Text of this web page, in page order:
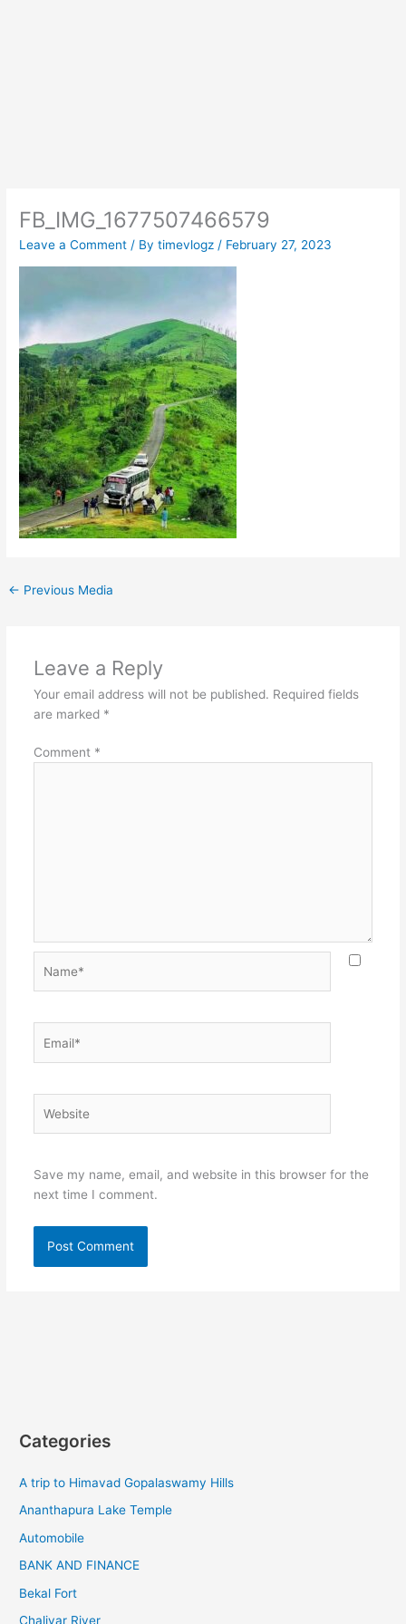
FB_IMG_1677507466579
Leave a Comment / Bytimevlogz/ February 27, 2023
← Previous Media
Leave a Reply
Your email address will not be published. Required fields
are marked *
Comment *
Save my name, email, and website in this browser for the
next time I comment.
Categories
A trip to Himavad Gopalaswamy Hills
Ananthapura Lake Temple
Automobile
BANK AND FINANCE
Bekal Fort
Chaliyar River